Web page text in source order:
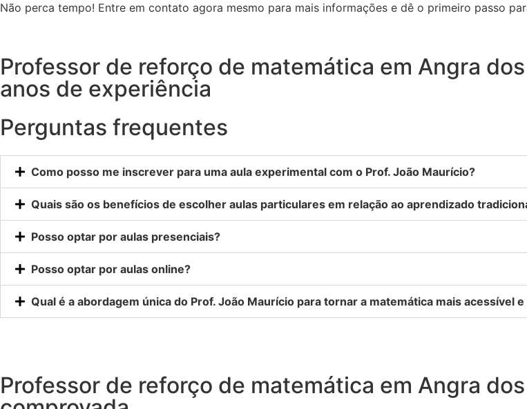
Não perca tempo! Entre em contato agora mesmo para mais informações e dê o primeiro passo
Professor de reforço de matemática em Angra
anos de experiência
Perguntas frequentes
Como posso me inscrever para uma aula experimental com o Prof. João Maurício?
Quais são os benefícios de escolher aulas particulares em relação ao aprendizado
Posso optar por aulas presenciais?
Posso optar por aulas online?
Qual é a abordagem única do Prof. João Maurício para tornar a matemática mais acessível
Professor de reforço de matemática em Angra